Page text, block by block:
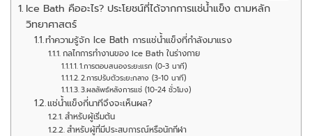
Ice Bath คืออะไร? ประโยชน์ที่ได้จากการแช่น้ำแข็ง ตามหลัก
วิทยาศาสตร์
ทำความรู้จัก Ice Bath การแช่น้ำแข็งที่กำลังมาแรง
กลไกการทำงานของ Ice Bath ในร่างกาย
1.การตอบสนองระยะแรก (0-3 นาที)
2.การปรับตัวระยะกลาง (3-10 นาที)
3.ผลลัพธ์หลังการแช่ (10-24 ชั่วโมง)
แช่น้ำแข็งกี่นาทีจึงจะเห็นผล?
สำหรับผู้เริ่มต้น
สำหรับผู้ที่มีประสบการณ์หรือนักกีฬา